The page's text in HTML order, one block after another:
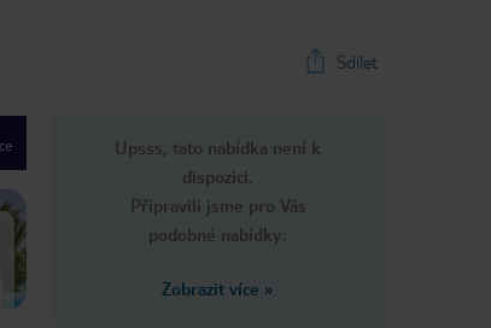
Sdílet
Upsss, tato nabídka není k
dispozici.
Připravili jsme pro Vás
podobné nabídky:
Zobrazit více »
slide
Vyjímečný